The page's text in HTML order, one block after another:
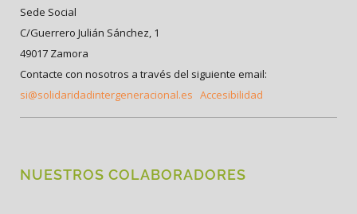
Sede Social
C/Guerrero Julián Sánchez, 1
49017 Zamora
Contacte con nosotros a través del siguiente email:
si@solidaridadintergeneracional.es Accesibilidad
NUESTROS COLABORADORES